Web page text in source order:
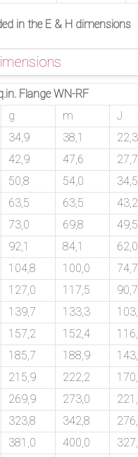
in the E & H dimensions
Flange WN-RF
g m J
34,9 38,1 22,3
42,9 47,6 27,7
50,8 54,0 34,5
63,5 63,5 43,2
73,0 69,8 49,5
92,1 84,1 62,0
104,8 100,0 74,7
127,0 117,5 90,7
139,7 133,3
157,2 152,4
185,7 188,9
215,9 222,2
269,9 273,0
323,8 342,8
381,0 400,0